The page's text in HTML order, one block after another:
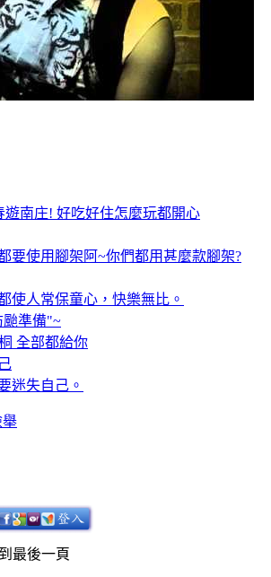
遊南庄! 好吃好住怎麼玩都開心
要使用腳架阿~你們都用甚麼款腳架?
使人常保童心，快樂無比。
颱準備"~
全部都給你
迷失自己。
舉
最後一頁